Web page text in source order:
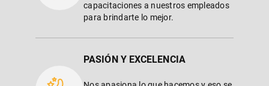
capacitaciones a nuestros empleados
para brindarte lo mejor.
PASIÓN Y EXCELENCIA